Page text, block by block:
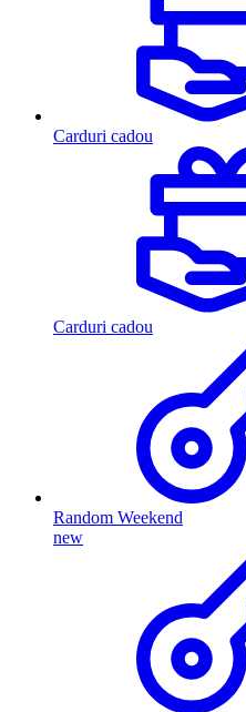
Carduri cadou
Carduri cadou
Random Weekend
new